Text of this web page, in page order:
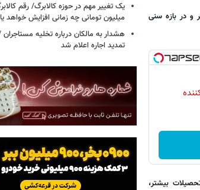
و در بازه سنی
بیشتر،
یک تغییر مهم در حوزه کالابرگ/ رقم
میلیون تومانی چه زمانی افزایش خواهد
هشدار به مالکان درباره تخلیه
تمدید اجاره اعلام شد